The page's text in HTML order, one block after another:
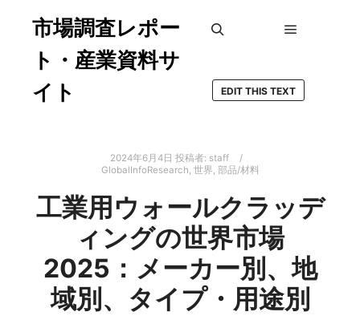
市場調査レポー
ト・産業資料サ
イト
EDIT THIS TEXT
2024年6月4日 投稿者: staff
GlobalInfoResearch, 世界, 部品/材料
工業用ウォールクラッデ
ィングの世界市場
2025：メーカー別、地
域別、タイプ・用途別